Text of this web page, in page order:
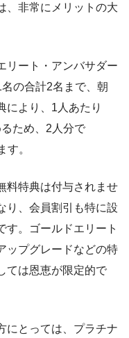
、非常にメリットの大
リート・アンバサダー
の合計2名まで、朝
により、1人あたり
ため、2人分で
す。
料特典は付与されませ
り、会員割引も特に設
す。ゴールドエリート
ップグレードなどの特
ては恩恵が限定的で
にとっては、プラチナ